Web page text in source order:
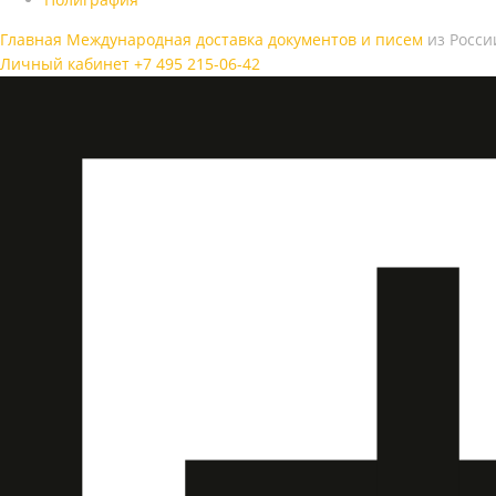
Главная Международная доставка документов и писем из
Личный кабинет +7 495 215-06-42